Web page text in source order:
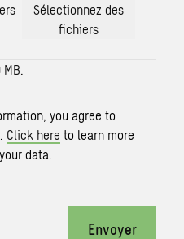
Sélectionnez des
fichiers
you agree to
Click here to learn more
data.
Envoyer